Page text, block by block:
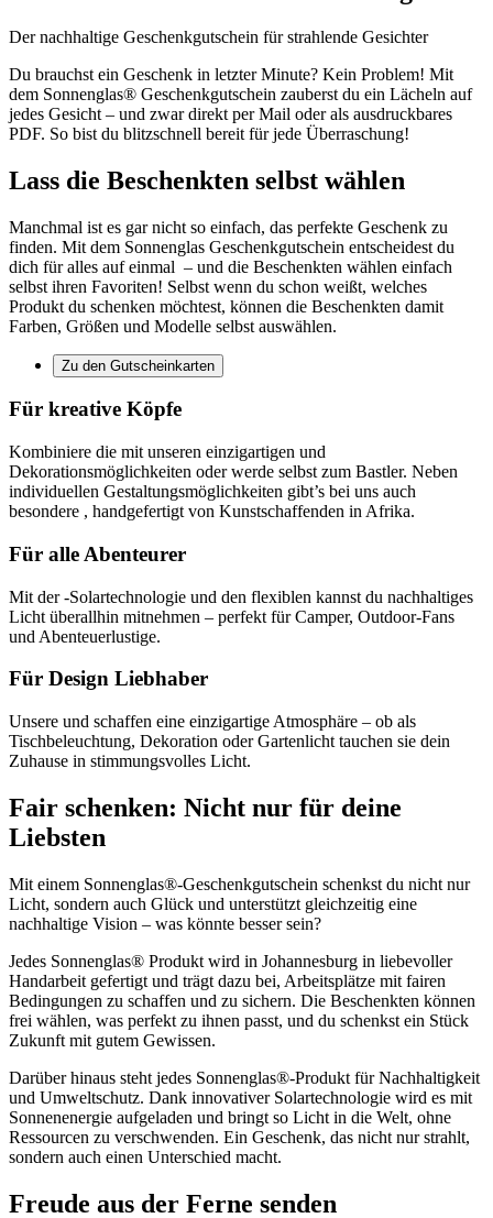
Der nachhaltige Geschenkgutschein für strahlende Gesichter
Du brauchst ein Geschenk in letzter Minute? Kein Problem! Mit
dem Sonnenglas® Geschenkgutschein zauberst du ein Lächeln auf
jedes Gesicht – und zwar direkt per Mail oder als ausdruckbares
PDF. So bist du blitzschnell bereit für jede Überraschung!
Lass die Beschenkten selbst wählen
Manchmal ist es gar nicht so einfach, das perfekte Geschenk zu
finden. Mit dem Sonnenglas Geschenkgutschein entscheidest du
dich für alles auf einmal – und die Beschenkten wählen einfach
selbst ihren Favoriten! Selbst wenn du schon weißt, welches
Produkt du schenken möchtest, können die Beschenkten damit
Farben, Größen und Modelle selbst auswählen.
Zu den Gutscheinkarten
Für kreative Köpfe
Kombiniere die mit unseren einzigartigen und
Dekorationsmöglichkeiten oder werde selbst zum Bastler. Neben
individuellen Gestaltungsmöglichkeiten gibt’s bei uns auch
besondere , handgefertigt von Kunstschaffenden in Afrika.
Für alle Abenteurer
Mit der-Solartechnologie und den flexiblen kannst du nachhaltiges
Licht überallhin mitnehmen – perfekt für Camper, Outdoor-Fans
und Abenteuerlustige.
Für Design Liebhaber
Unsere und schaffen eine einzigartige Atmosphäre – ob als
Tischbeleuchtung, Dekoration oder Gartenlicht tauchen sie dein
Zuhause in stimmungsvolles Licht.
Fair schenken: Nicht nur für deine
Liebsten
Mit einem Sonnenglas®-Geschenkgutschein schenkst du nicht nur
Licht, sondern auch Glück und unterstützt gleichzeitig eine
nachhaltige Vision – was könnte besser sein?
Jedes Sonnenglas® Produkt wird in Johannesburg in liebevoller
Handarbeit gefertigt und trägt dazu bei, Arbeitsplätze mit fairen
Bedingungen zu schaffen und zu sichern. Die Beschenkten können
frei wählen, was perfekt zu ihnen passt, und du schenkst ein Stück
Zukunft mit gutem Gewissen.
Darüber hinaus steht jedes Sonnenglas®-Produkt für Nachhaltigkeit
und Umweltschutz. Dank innovativer Solartechnologie wird es mit
Sonnenenergie aufgeladen und bringt so Licht in die Welt, ohne
Ressourcen zu verschwenden. Ein Geschenk, das nicht nur strahlt,
sondern auch einen Unterschied macht.
Freude aus der Ferne senden